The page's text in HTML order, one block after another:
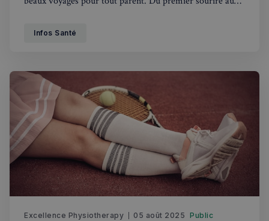
progrès physique, émotionnel et cognitif.
Infos Santé
Excellence Physiotherapy 05 août 2025 Public